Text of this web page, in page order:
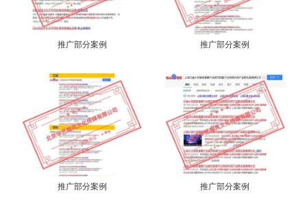
推广部分案例 推广部分案例
推广部分案例 推广部分案例